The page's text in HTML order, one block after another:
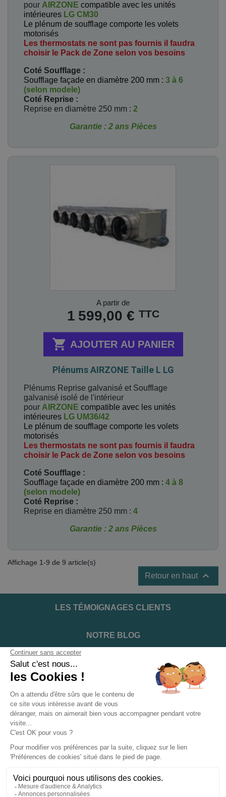
pour AIRZONE compatible avec les unités
intérieures LG CM30
Le plénum de soufflage comporte les volets
motorisés
Les thermostats ne sont pas fournis il faudra
choisir le Pack de Zone selon vos besoins
Coté Soufflage :
Soufflage façade en diamètre 200 mm : 3 à 6
(selon modele)
Coté Reprise :
Reprise en diamètre 250 mm : 2
Garantie : 2 ans Pièces
A partir de
1 599,00 € TTC
 AJOUTER AU PANIER
Plénums AIRZONE Taille L LG
Plénums Reprise galvanisé et Soufflage
galvanisé isolé de l'intérieur
pour AIRZONE compatible avec les unités
intérieures LG UM36/42
Le plénum de soufflage comporte les volets
motorisés
Les thermostats ne sont pas fournis il faudra
choisir le Pack de Zone selon vos besoins
Coté Soufflage :
Soufflage façade en diamètre 200 mm : 4 à 8
(selon modele)
Coté Reprise :
Reprise en diamètre 250 mm : 4
Garantie : 2 ans Pièces
Affichage 1-9 de 9 article(s)
Retour en haut 
LES TÉMOIGNAGES CLIENTS
NOTRE BLOG
DEVENIR INSTALLATEUR
NOTRE SERVICE APRÈS VENTE
NOS PARTENAIRES OFFICIELS
INFORMATIONS ET CONDITIONS